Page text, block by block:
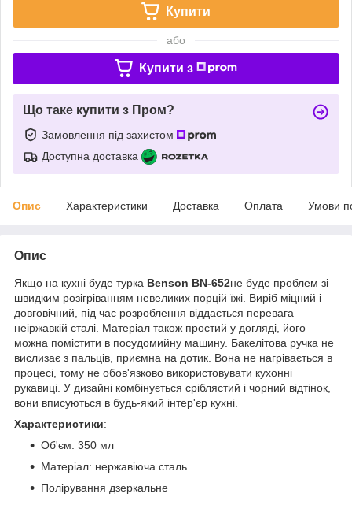
Купити
або
Купити з
Що таке купити з Пром?
Замовлення під захистом
Доступна доставка
Опис Характеристики Доставка Оплата Умови
Опис
Якщо на кухні буде турка Benson BN-652не буде проблем зі
швидким розігріванням невеликих порцій їжі. Виріб міцний і
довговічний, під час розроблення віддається перевага
неіржавкій сталі. Матеріал також простий у догляді, його
можна помістити в посудомийну машину. Бакелітова ручка не
вислизає з пальців, приємна на дотик. Вона не нагрівається в
процесі, тому не обов'язково використовувати кухонні
рукавиці. У дизайні комбінується сріблястий і чорний відтінок,
вони вписуються в будь-який інтер'єр кухні.
Характеристики:
Об'єм: 350 мл
Матеріал: нержавіюча сталь
Полірування дзеркальне